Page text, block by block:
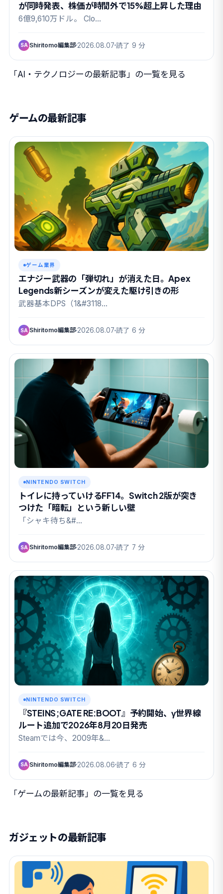
が同時発表、株価が時間外で15%超上昇した理由
6億9,610万ドル。 Clo…
SA Shiritomo編集部 2026.08.07 読了 9 分
「AI・テクノロジーの最新記事」の一覧を見る
ゲームの最新記事
ゲーム業界
エナジー武器の「弾切れ」が消えた日。Apex
Legends新シーズンが変えた駆け引きの形
武器基本DPS（1&#3118…
SA Shiritomo編集部 2026.08.07 読了 6 分
NINTENDO SWITCH
トイレに持っていけるFF14。Switch 2版が突き
つけた「暗転」という新しい壁
「シャキ待ち&#…
SA Shiritomo編集部 2026.08.07 読了 7 分
NINTENDO SWITCH
『STEINS;GATE RE:BOOT』予約開始、γ世界線
ルート追加で2026年8月20日発売
Steamでは今、2009年&…
SA Shiritomo編集部 2026.08.06 読了 6 分
「ゲームの最新記事」の一覧を見る
ガジェットの最新記事